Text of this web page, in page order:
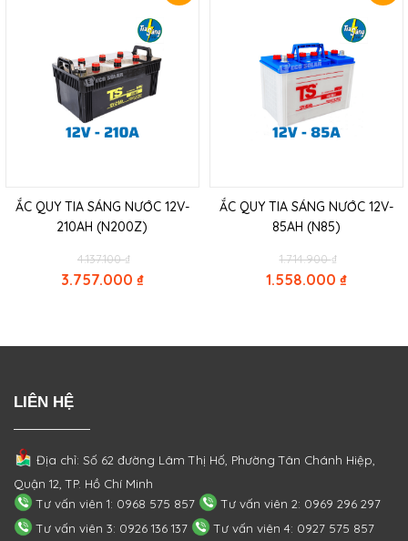
2.803.000 ₫.
3.755.000 ₫.
ẮC QUY TIA SÁNG NƯỚC 12V-
210AH (N200Z)
4.137.100₫Original
price
was:
3.757.000 ₫
ẮC QUY TIA SÁNG NƯỚC 12V-
85AH (N85)
1.714.900₫Original
price
was:
1.558.000 ₫
LIÊN HỆ
Địa chỉ: Số 62 đường Lâm Thị Hố, PhườngTân Chánh Hiệp,
Quận 12, TP. Hồ Chí Minh
Tư vấn viên 1: 0968 575 857
Tư vấn viên 2: 0969 296 297
Tư vấn viên 3: 0926 136 137
Tư vấn viên 4: 0927 575 857